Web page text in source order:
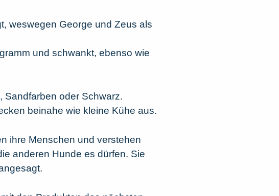
weswegen George und Zeus als
und schwankt, ebenso wie
Sandfarben oder Schwarz.
beinahe wie kleine Kühe aus.
ihre Menschen und verstehen
anderen Hunde es dürfen. Sie